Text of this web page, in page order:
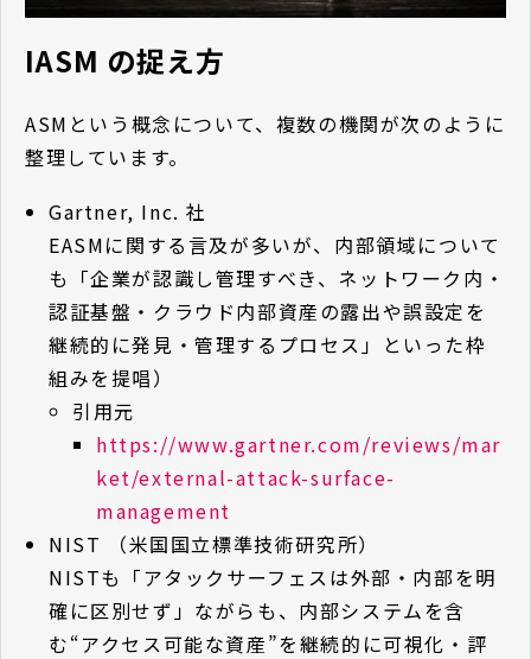
IASM の捉え方
ASMという概念について、複数の機関が次のように
整理しています。
Gartner, Inc. 社
EASMに関する言及が多いが、内部領域について
も「企業が認識し管理すべき、ネットワーク内・
認証基盤・クラウド内部資産の露出や誤設定を
継続的に発見・管理するプロセス」といった枠
組みを提唱）
引用元
https://www.gartner.com/reviews/mar
ket/external-attack-surface-
management
NIST （⽶国国⽴標準技術研究所）
NISTも「アタックサーフェスは外部・内部を明
確に区別せず」ながらも、内部システムを含
む“アクセス可能な資産”を継続的に可視化・評